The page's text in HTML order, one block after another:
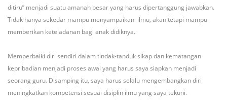
ditiru” menjadi suatu amanah besar yang harus dipertanggung jawabkan.
Tidak hanya sekedar mampu menyampaikan ilmu, akan tetapi mampu
memberikan keteladanan bagi anak didiknya.
Memperbaiki diri sendiri dalam tindak-tanduk sikap dan kematangan
kepribadian menjadi proses awal yang harus saya siapkan menjadi
seorang guru. Disamping itu, saya harus selalu mengembangkan diri
meningkatkan kompetensi sesuai disiplin ilmu yang saya tekuni.